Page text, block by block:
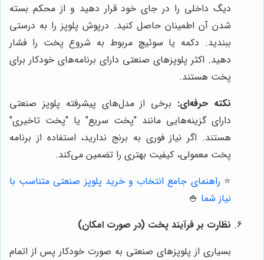
دیگ داخلی را در جای خود قرار دهید و از محکم بسته
شدن آن اطمینان حاصل کنید. درپوش پلوپز را به درستی
ببندید. دکمه یا سوئیچ مربوط به شروع پخت را فشار
دهید. اکثر پلوپزهای صنعتی دارای برنامه‌های خودکار برای
پخت هستند.
نکته حرفه‌ای: برخی از مدل‌های پیشرفته پلوپز صنعتی
دارای گزینه‌هایی مانند "پخت سریع" یا "پخت تاخیری"
هستند. اگر نیاز فوری به برنج ندارید، استفاده از برنامه
پخت معمولی، کیفیت بهتری را تضمین می‌کند.
⭐️ راهنمای جامع انتخاب و خرید پلوپز صنعتی متناسب با
نیاز شما 🍚
نظارت بر فرآیند پخت (در صورت امکان)
بسیاری از پلوپزهای صنعتی به صورت خودکار پس از اتمام